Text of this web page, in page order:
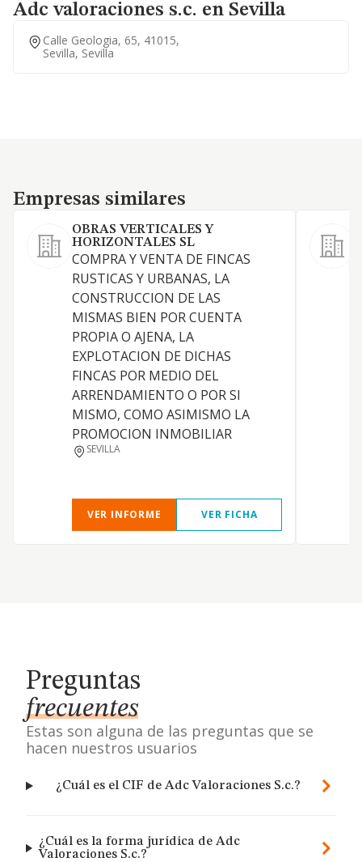
Adc valoraciones s.c. en Sevilla
Calle Geologia, 65, 41015,
Sevilla, Sevilla
Empresas similares
Empresas similares
OBRAS VERTICALES Y
HORIZONTALES SL
COMPRA Y VENTA DE FINCAS
RUSTICAS Y URBANAS, LA
CONSTRUCCION DE LAS
MISMAS BIEN POR CUENTA
PROPIA O AJENA, LA
EXPLOTACION DE DICHAS
FINCAS POR MEDIO DEL
ARRENDAMIENTO O POR SI
MISMO, COMO ASIMISMO LA
PROMOCION INMOBILIAR
SEVILLA
VER INFORME VER FICHA
Preguntas
frecuentes
Estas son alguna de las preguntas que se
hacen nuestros usuarios
¿Cuál es el CIF de Adc Valoraciones S.c.?
¿Cuál es la forma jurídica de Adc
Valoraciones S.c.?